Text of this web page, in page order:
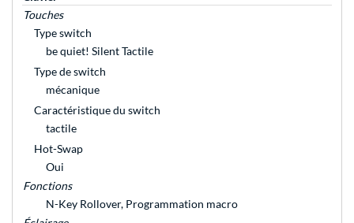
Touches
Type switch
be quiet! Silent Tactile
Type de switch
mécanique
Caractéristique du switch
tactile
Hot-Swap
Oui
Fonctions
N-Key Rollover, Programmation macro